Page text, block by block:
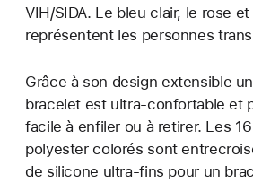
VIH/SIDA. Le bleu clair, le rose
représentent les personnes
Grâce à son design extensible
bracelet est ultra-confortable et
facile à enfiler ou à retirer. Les
polyester colorés sont
de silicone ultra-fins pour un